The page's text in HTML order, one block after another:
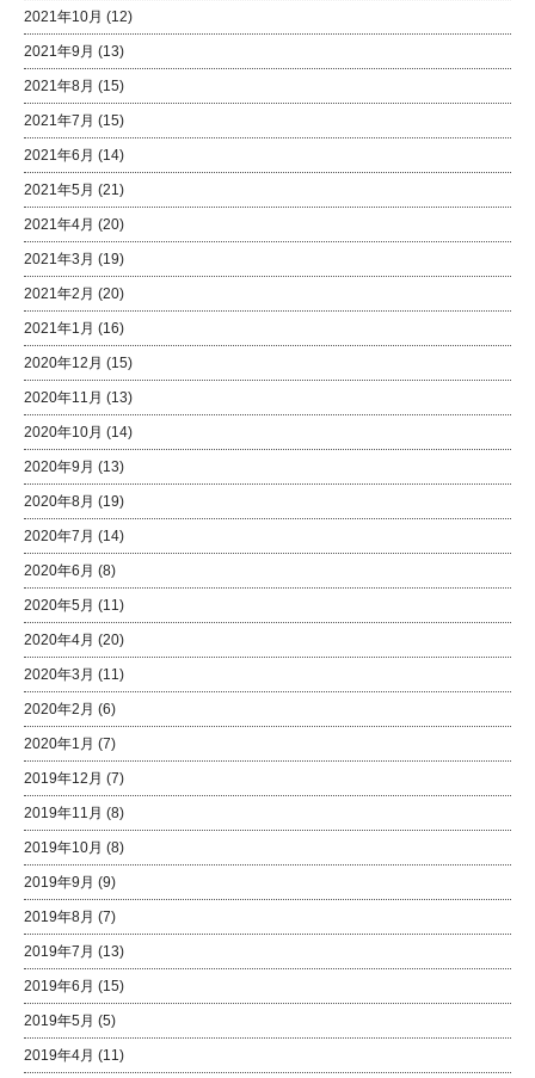
2021年10月 (12)
2021年9月 (13)
2021年8月 (15)
2021年7月 (15)
2021年6月 (14)
2021年5月 (21)
2021年4月 (20)
2021年3月 (19)
2021年2月 (20)
2021年1月 (16)
2020年12月 (15)
2020年11月 (13)
2020年10月 (14)
2020年9月 (13)
2020年8月 (19)
2020年7月 (14)
2020年6月 (8)
2020年5月 (11)
2020年4月 (20)
2020年3月 (11)
2020年2月 (6)
2020年1月 (7)
2019年12月 (7)
2019年11月 (8)
2019年10月 (8)
2019年9月 (9)
2019年8月 (7)
2019年7月 (13)
2019年6月 (15)
2019年5月 (5)
2019年4月 (11)